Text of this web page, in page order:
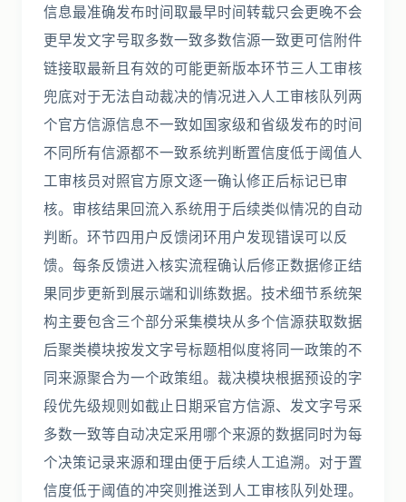
信息最准确发布时间取最早时间转载只会更晚不会
更早发文字号取多数一致多数信源一致更可信附件
链接取最新且有效的可能更新版本环节三人工审核
兜底对于无法自动裁决的情况进入人工审核队列两
个官方信源信息不一致如国家级和省级发布的时间
不同所有信源都不一致系统判断置信度低于阈值人
工审核员对照官方原文逐一确认修正后标记已审
核。审核结果回流入系统用于后续类似情况的自动
判断。环节四用户反馈闭环用户发现错误可以反
馈。每条反馈进入核实流程确认后修正数据修正结
果同步更新到展示端和训练数据。技术细节系统架
构主要包含三个部分采集模块从多个信源获取数据
后聚类模块按发文字号标题相似度将同一政策的不
同来源聚合为一个政策组。裁决模块根据预设的字
段优先级规则如截止日期采官方信源、发文字号采
多数一致等自动决定采用哪个来源的数据同时为每
个决策记录来源和理由便于后续人工追溯。对于置
信度低于阈值的冲突则推送到人工审核队列处理。